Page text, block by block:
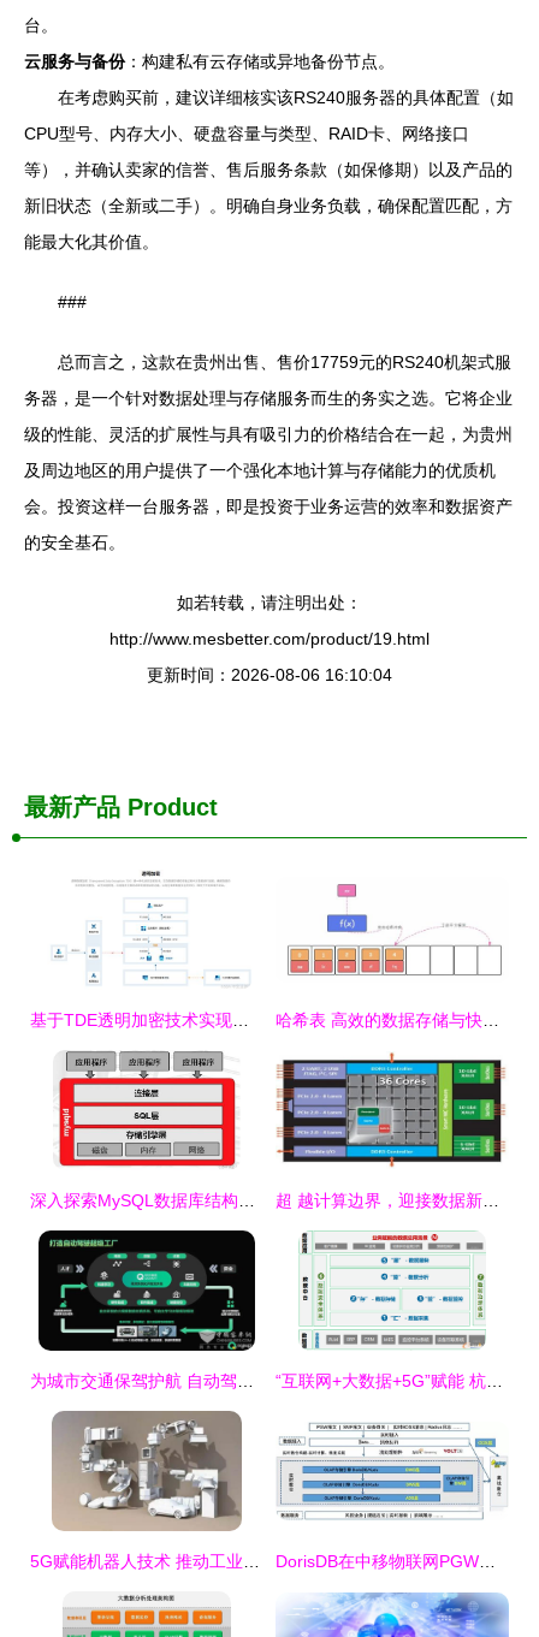
台。
云服务与备份：构建私有云存储或异地备份节点。
在考虑购买前，建议详细核实该RS240服务器的具体配置（如
CPU型号、内存大小、硬盘容量与类型、RAID卡、网络接口
等），并确认卖家的信誉、售后服务条款（如保修期）以及产品的
新旧状态（全新或二手）。明确自身业务负载，确保配置匹配，方
能最大化其价值。
###
总而言之，这款在贵州出售、售价17759元的RS240机架式服
务器，是一个针对数据处理与存储服务而生的务实之选。它将企业
级的性能、灵活的扩展性与具有吸引力的价格结合在一起，为贵州
及周边地区的用户提供了一个强化本地计算与存储能力的优质机
会。投资这样一台服务器，即是投资于业务运营的效率和数据资产
的安全基石。
如若转载，请注明出处：
http://www.mesbetter.com/product/19.html
更新时间：2026-08-06 16:10:04
最新产品 Product